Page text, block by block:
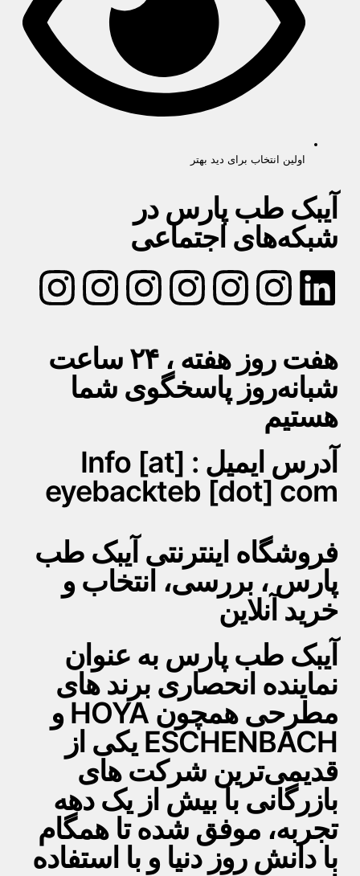
اولین انتخاب برای دید بهتر
آیبک طب پارس در
شبکه‌های اجتماعی
هفت روز هفته ، ۲۴ ساعت
شبانه‌روز پاسخگوی شما
هستیم
آدرس ایمیل : Info [at]
eyebackteb [dot] com
فروشگاه اینترنتی آیبک طب
پارس ، بررسی، انتخاب و
خرید آنلاین
آیبک طب پارس به عنوان
نماینده انحصاری برند های
مطرحی همچون HOYA و
ESCHENBACH یکی از
قدیمی‌ترین شرکت های
بازرگانی با بیش از یک دهه
تجربه، موفق شده تا همگام
با دانش روز دنیا و با استفاده